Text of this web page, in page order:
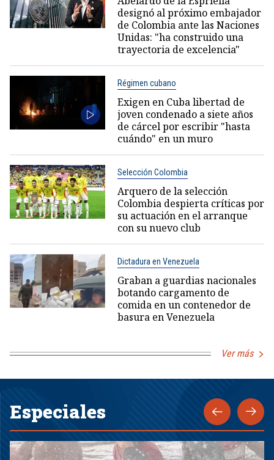
designó al próximo embajador
de Colombia ante las Naciones
Unidas: "ha construido una
trayectoria de excelencia"
Régimen cubano
Exigen en Cuba libertad de
joven condenado a siete años
de cárcel por escribir "hasta
cuándo" en un muro
Selección Colombia
Arquero de la selección
Colombia despierta críticas por
su actuación en el arranque
con su nuevo club
Dictadura en Venezuela
Graban a guardias nacionales
botando cargamento de
comida en un contenedor de
basura en Venezuela
Ver más
Especiales